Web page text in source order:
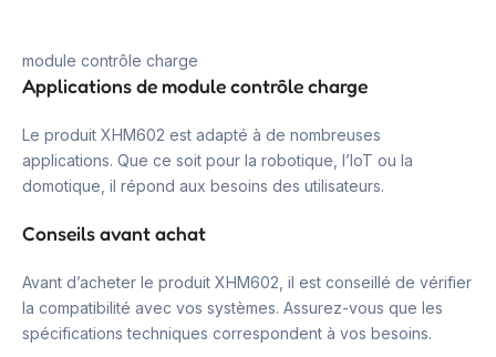
module contrôle charge
Applications de module contrôle charge
Le produit XHM602 est adapté à de nombreuses
applications. Que ce soit pour la robotique, l’IoT ou la
domotique, il répond aux besoins des utilisateurs.
Conseils avant achat
Avant d’acheter le produit XHM602, il est conseillé de vérifier
la compatibilité avec vos systèmes. Assurez-vous que les
spécifications techniques correspondent à vos besoins.